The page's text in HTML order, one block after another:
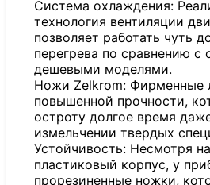
Система охлаждения:
технология вентиляции
позволяет работать чуть
перегрева по сравнению с
дешевыми моделями.
Ножи Zelkrom: Фирменные
повышенной прочности,
остроту долгое время
измельчении твердых
Устойчивость: Несмотря
пластиковый корпус, у
прорезиненные ножки,